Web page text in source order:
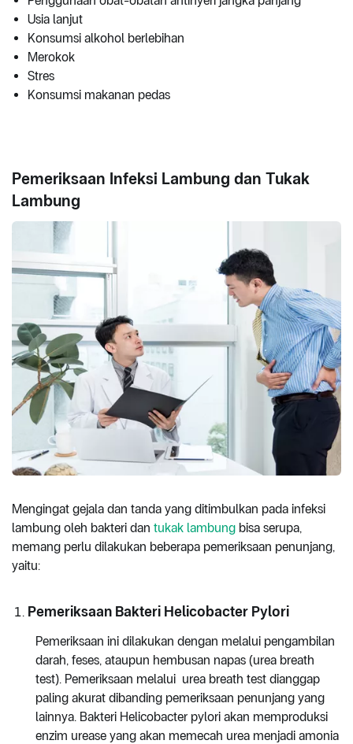
Usia lanjut
Konsumsi alkohol berlebihan
Merokok
Stres
Konsumsi makanan pedas
Pemeriksaan Infeksi Lambung dan Tukak
Lambung
Mengingat gejala dan tanda yang ditimbulkan pada infeksi
lambung oleh bakteri dan tukak lambung bisa serupa,
memang perlu dilakukan beberapa pemeriksaan penunjang,
yaitu:
Pemeriksaan Bakteri Helicobacter Pylori
Pemeriksaan ini dilakukan dengan melalui pengambilan
darah, feses, ataupun hembusan napas (urea breath
test). Pemeriksaan melalui urea breath test dianggap
paling akurat dibanding pemeriksaan penunjang yang
lainnya. Bakteri Helicobacter pylori akan memproduksi
enzim urease yang akan memecah urea menjadi amonia